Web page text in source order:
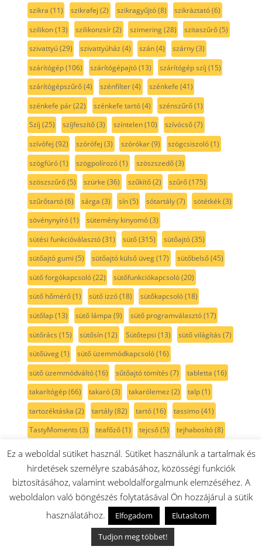
szikra (11) szikrafej (2) szikragyűjtó(8) szikráztató(6)
szilikon(13) szilikonzsír(2) szimering(28) szitaszűrő(5)
szivattyú(29) szivattyúház (4) szán(4) szárny(3)
szárítógép(106) szárítógépajtó(13) szárítógép szíj (15)
szárítógépszűrő(4) szénfilter(4) szénkefe (41)
szénkefe pár(22) szénkefe tartó(4) szénszűrő(1)
Szíj (25) szíjfeszítő(3) színtelen(10) szívócső(7)
szívófej (92) szórófej (3) szórókar(9) szögcsiszoló(1)
szögfúró(1) szögpolírozó(1) szöszszedő(3)
szöszszűrő(5) szürke (36) szűkítő(2) szűrő(175)
szűrőtartó(6) sárga (3) sín(5) sótartály(7) sötétkék(3)
sövénynyíró(1) sütemény kinyomó(3)
sütési funkcióválasztó(31) sütő(315) sütőajtó(35)
sütőajtó gumi (5) sütőajtó külső üveg(17) sütőbelső(45)
sütő forgókapcsoló(22) sütőfunkciókapcsoló(20)
sütő hőmérő(1) sütő izzó(18) sütőkapcsoló(18)
sütőlap(13) sütő lámpa (9) sütő programválasztó(17)
sütőrács (15) sütősín(12) Sütőtepsi (13) sütő világítás (7)
sütőüveg(1) sütő üzemmódkapcsoló(16)
sütő üzemmódváltó(16) sűtőajtó tömítés (7) tabletta (16)
takarítógép(66) takaró(3) takarólemez (2) talp(1)
tartozéktáska (2) tartály(82) tartó(16) tassimo(41)
TastyMoments (3) teafőző(1) tejcső(5) tejhabosító(8)
tejtartó(8) tekercs tekercsfedél (1) teleszkópcső
(9)
teleszkópos sütősín(12) teljesítmény szabályzó(1)
tengely(17) tepsi(35) tepsi fedél(3) tepsitartó(4)
termosztát(18) tető(20) textil porzsák
(18) tisztítószer (31) To Go(3)
tojástartó(2) toldócső(7)
Ez a weboldal sütiket használ. Sütiket használunk a tartalmak és
hirdetések személyre szabásához, közösségi funkciók
biztosításához, valamint weboldalforgalmunk elemzéséhez. A
weboldalon való böngészés folytatásával Ön hozzájárul a sütik
használatához.
Elfogadom
Elutasítom
Tudjon meg többet!